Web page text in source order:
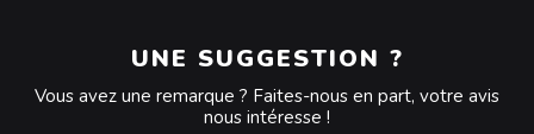
UNE SUGGESTION ?
Vous avez une remarque ? Faites-nous en part, votre avis
nous intéresse !